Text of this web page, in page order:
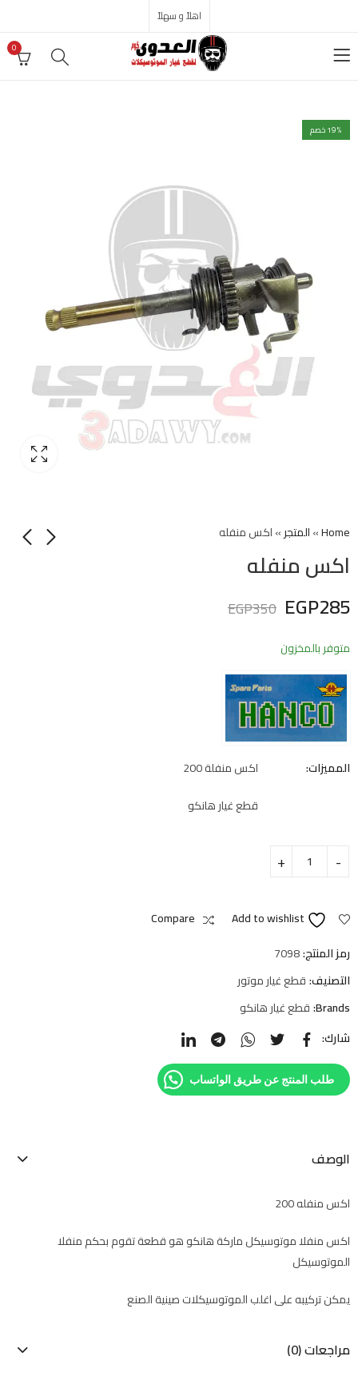
اهلاً و سهلاً
0
19% خصم
Home
»المتجر»اكس منفله
اكس منفله
EGP285
EGP350
متوفر بالمخزون
المميزات:
اكس منفلة 200
قطع غيار هانكو
Add to wishlist
Compare
رمز المنتج:7098
التصنيف:قطع غيار موتور
Brands: قطع غيار هانكو
شارك:
طلب المنتج عن طريق الواتساب
الوصف
اكس منفله 200
اكس منفلا موتوسيكل ماركة هانكو هو قطعة تقوم بحكم منفلا
الموتوسيكل
يمكن تركيبه على اغلب الموتوسيكلات صينية الصنع
مراجعات (0)